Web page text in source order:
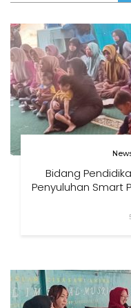
Bidang
Penyuluhan Smart